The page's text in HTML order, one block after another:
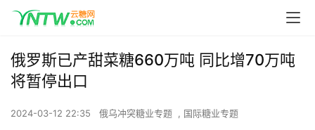
俄罗斯已产甜菜糖660万吨 同比增70万吨
将暂停出口
2024-03-12 22:35 俄乌冲突糖业专题 , 国际糖业专题